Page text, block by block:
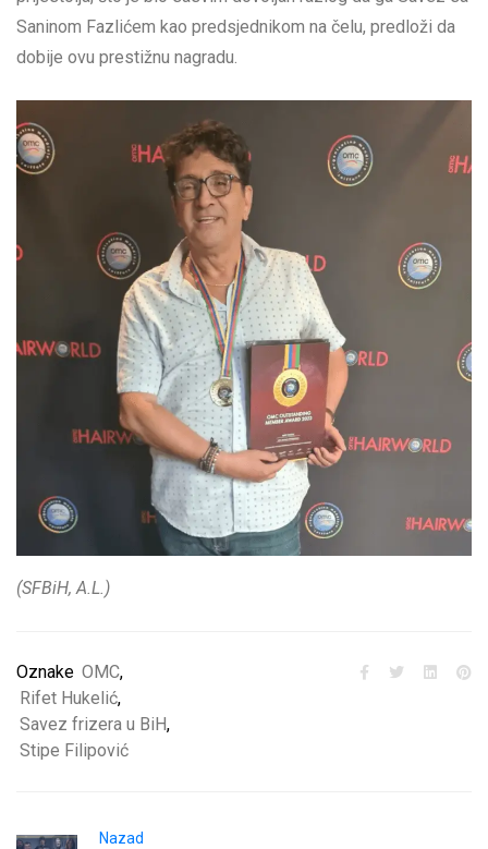
Saninom Fazlićem kao predsjednikom na čelu, predloži da
dobije ovu prestižnu nagradu.
(SFBiH, A.L.)
Oznake OMC,
Rifet Hukelić,
Savez frizera u BiH,
Stipe Filipović
Nazad